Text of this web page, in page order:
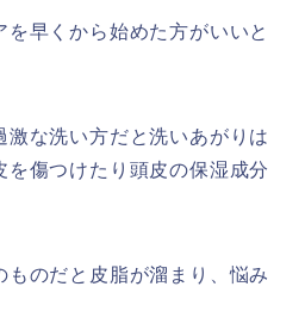
を早くから始めた方がいいと
な洗い方だと洗いあがりは
を傷つけたり頭皮の保湿成分
のだと皮脂が溜まり、悩み